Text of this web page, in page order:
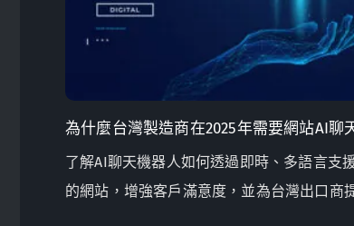
為什麼台灣製造商在2025年需要網站AI聊
了解AI聊天機器人如何透過即時、多語言支
的網站，增強客戶滿意度，並為台灣出口商